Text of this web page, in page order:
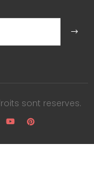
sont reserves.